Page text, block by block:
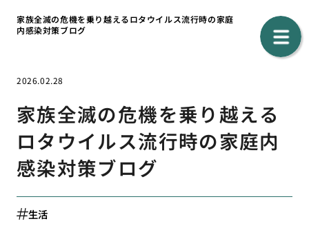
家族全滅の危機を乗り越えるロタウイルス流行時の家庭
内感染対策ブログ
2026.02.28
家族全滅の危機を乗り越える
ロタウイルス流行時の家庭内
感染対策ブログ
生活